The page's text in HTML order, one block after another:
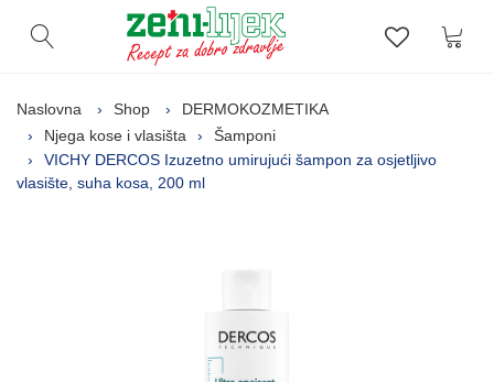
Otvori pretragu Lista
Naslovna Shop
DERMOKOZMETIKA
Njega kose i vlasišta
Šamponi
VICHY DERCOS Izuzetno umirujući šampon za osjetljivo
vlasište, suha kosa, 200 ml